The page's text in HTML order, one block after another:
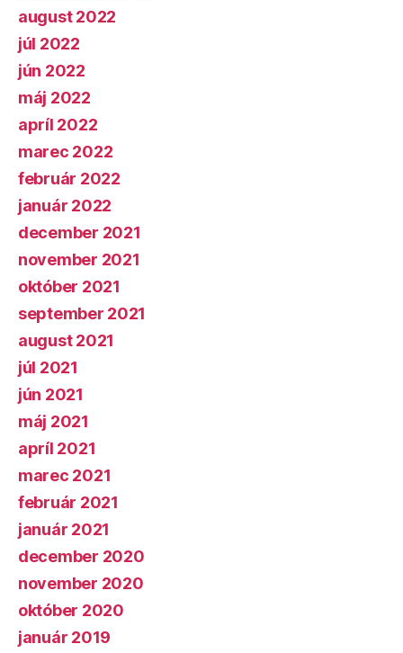
august 2022
júl 2022
jún 2022
máj 2022
apríl 2022
marec 2022
február 2022
január 2022
december 2021
november 2021
október 2021
september 2021
august 2021
júl 2021
jún 2021
máj 2021
apríl 2021
marec 2021
február 2021
január 2021
december 2020
november 2020
október 2020
január 2019